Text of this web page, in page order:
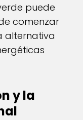
puede
comenzar
alternativa
y la